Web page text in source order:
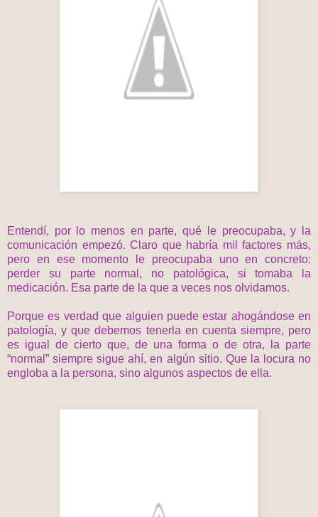
Entendí, por lo menos en parte, qué le preocupaba, y la
comunicación empezó. Claro que habría mil factores más,
pero en ese momento le preocupaba uno en concreto:
perder su parte normal, no patológica, si tomaba la
medicación. Esa parte de la que a veces nos olvidamos.
Porque es verdad que alguien puede estar ahogándose en
patología, y que debemos tenerla en cuenta siempre, pero
es igual de cierto que, de una forma o de otra, la parte
“normal” siempre sigue ahí, en algún sitio. Que la locura no
engloba a la persona, sino algunos aspectos de ella.